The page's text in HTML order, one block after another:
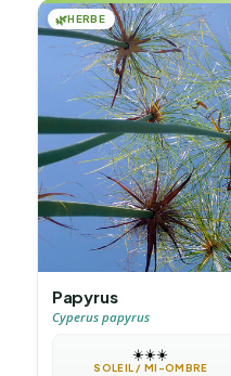
🌿HERBE
Papyrus
Cyperus papyrus
☀️☀️☀️
SOLEIL / MI-OMBRE